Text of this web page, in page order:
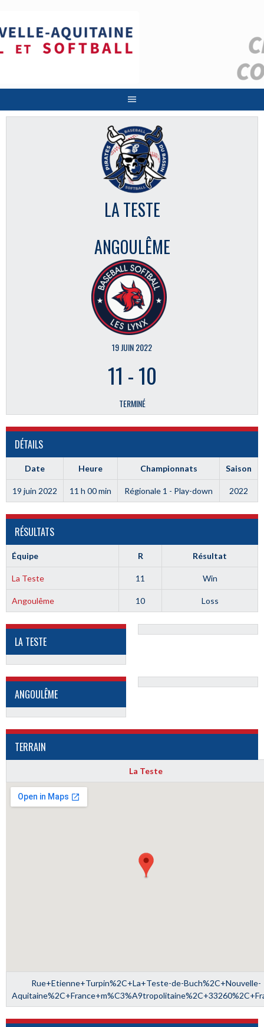
contenu
LA TESTE
ANGOULÊME
19 JUIN 2022
11 -10
TERMINÉ
DÉTAILS
Date Heure Championnats Saison
19 juin 2022 11 h 00 min Régionale 1 - Play-down 2022
RÉSULTATS
Équipe R Résultat
La Teste 11 Win
Angoulême 10 Loss
LA TESTE
ANGOULÊME
TERRAIN
La Teste
Rue+Etienne+Turpin%2C+La+Teste-de-Buch%2C+Nouvelle-